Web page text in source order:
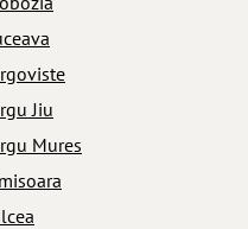
Jiu
Mures